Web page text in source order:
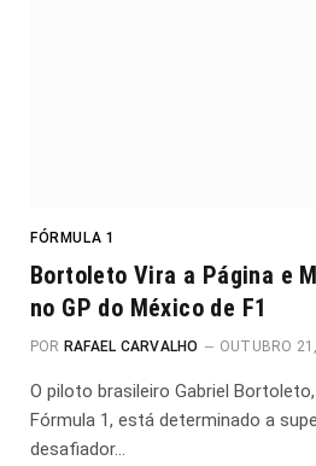
FÓRMULA 1
Bortoleto Vira a Página e
no GP do México de F1
POR RAFAEL CARVALHO OUTUBRO
O piloto brasileiro Gabriel
Fórmula 1, está determinado a
desafiador…